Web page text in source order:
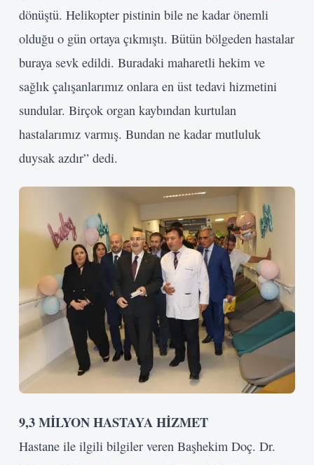
dönüştü. Helikopter pistinin bile ne kadar önemli
olduğu o gün ortaya çıkmıştı. Bütün bölgeden hastalar
buraya sevk edildi. Buradaki maharetli hekim ve
sağlık çalışanlarımız onlara en üst tedavi hizmetini
sundular. Birçok organ kaybından kurtulan
hastalarımız varmış. Bundan ne kadar mutluluk
duysak azdır” dedi.
9,3 MİLYON HASTAYA HİZMET
Hastane ile ilgili bilgiler veren Başhekim Doç. Dr.